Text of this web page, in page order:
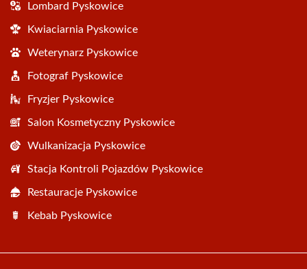
Lombard Pyskowice
Kwiaciarnia Pyskowice
Weterynarz Pyskowice
Fotograf Pyskowice
Fryzjer Pyskowice
Salon Kosmetyczny Pyskowice
Wulkanizacja Pyskowice
Stacja Kontroli Pojazdów Pyskowice
Restauracje Pyskowice
Kebab Pyskowice